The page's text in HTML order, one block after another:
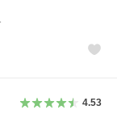
4.53